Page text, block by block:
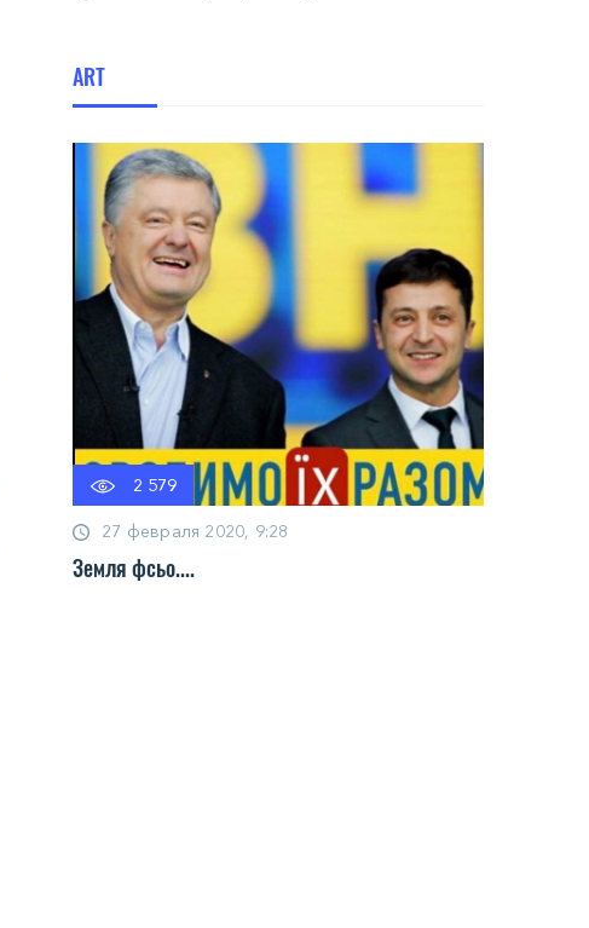
ART
2 579
27 февраля 2020, 9:28
Земля фсьо....